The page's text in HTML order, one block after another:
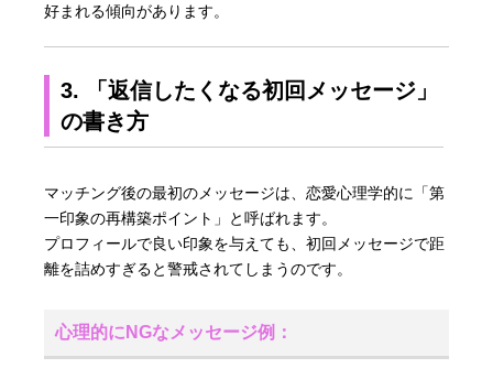
好まれる傾向があります。
3. 「返信したくなる初回メッセージ」
の書き方
マッチング後の最初のメッセージは、恋愛心理学的に「第
一印象の再構築ポイント」と呼ばれます。
プロフィールで良い印象を与えても、初回メッセージで距
離を詰めすぎると警戒されてしまうのです。
心理的にNGなメッセージ例：